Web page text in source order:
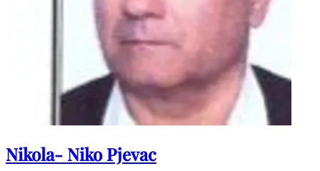
Nikola- Niko Pjevac